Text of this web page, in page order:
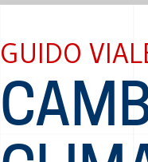
GUIDO